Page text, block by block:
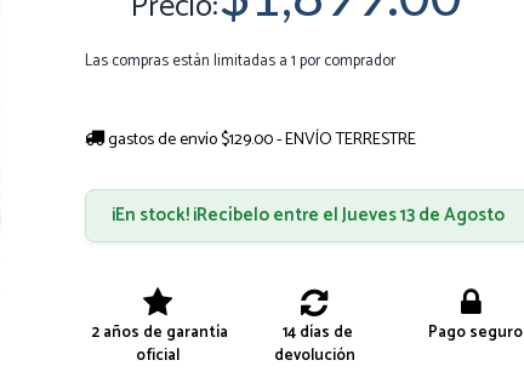
Las compras están limitadas a 1 por comprador
gastos de envío $129.00 - ENVÍO TERRESTRE
¡En stock! ¡Recíbelo entre el Jueves 13 de Agosto
2 años de garantía
oficial
14 días de
devolución
Pago seguro